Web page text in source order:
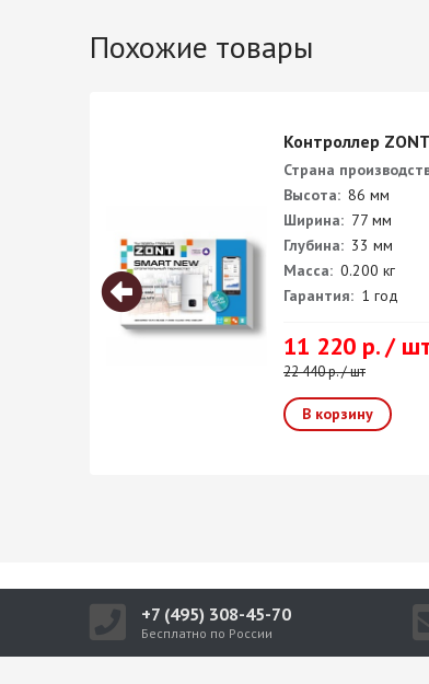
Похожие товары
Контроллер
Страна
Высота: 86 мм
Ширина: 77 мм
Глубина: 33 мм
Масса: 0.200 кг
Гарантия: 1 год
11 220 р. /
22 440 р. / шт
+7 (495) 308-45-70
Бесплатно по России